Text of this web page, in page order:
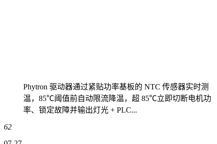
Phytron 驱动器通过紧贴功率基板的 NTC 传感器实时测
温，85℃阈值前自动限流降温，超 85℃立即切断电机功
率、锁定故障并输出灯光 + PLC...
62